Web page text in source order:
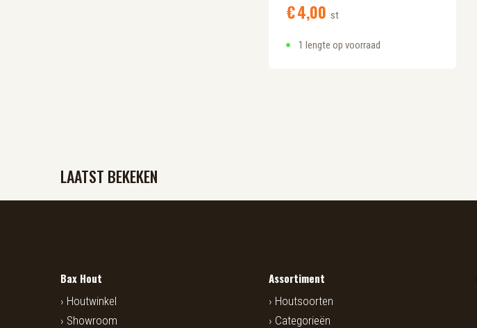
€4,00 st
1 lengte op voorraad
LAATST BEKEKEN
Bax Hout
Houtwinkel
Showroom
Assortiment
Houtsoorten
Categorieën